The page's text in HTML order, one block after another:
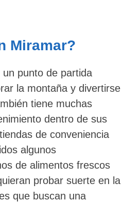
Miramar?
punto de partida
la montaña y divertirse
tiene muchas
dentro de sus
de conveniencia
algunos
de alimentos frescos
probar suerte en la
que buscan una